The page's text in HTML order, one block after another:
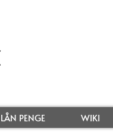
LÅN PENGE WIKI